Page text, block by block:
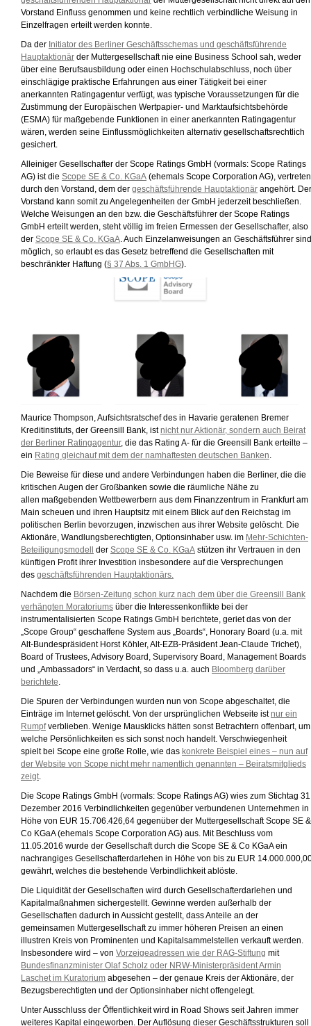
Vorstand Einfluss genommen und keine rechtlich verbindliche Weisung in
Einzelfragen erteilt werden konnte.
Da der Initiator des Berliner Geschäftsschemas und geschäftsführende
Hauptaktionär der Muttergesellschaft nie eine Business School sah, weder
über eine Berufsausbildung oder einen Hochschulabschluss, noch über
einschlägige praktische Erfahrungen aus einer Tätigkeit bei einer
anerkannten Ratingagentur verfügt, was typische Voraussetzungen für die
Zustimmung der Europäischen Wertpapier- und Marktaufsichtsbehörde
(ESMA) für maßgebende Funktionen in einer anerkannten Ratingagentur
wären, werden seine Einflussmöglichkeiten alternativ gesellschaftsrechtlich
gesichert.
Alleiniger Gesellschafter der Scope Ratings GmbH (vormals: Scope Ratings
AG) ist die Scope SE & Co. KGaA (ehemals Scope Corporation AG), vertreten
durch den Vorstand, dem der geschäftsführende Hauptaktionär angehört. Der
Vorstand kann somit zu Angelegenheiten der GmbH jederzeit beschließen.
Welche Weisungen an den bzw. die Geschäftsführer der Scope Ratings
GmbH erteilt werden, steht völlig im freien Ermessen der Gesellschafter, also
der Scope SE & Co. KGaA . Auch Einzelanweisungen an Geschäftsführer sind
möglich, so erlaubt es das Gesetz betreffend die Gesellschaften mit
beschränkter Haftung (§ 37 Abs. 1 GmbHG).
Maurice Thompson, Aufsichtsratschef des in Havarie geratenen Bremer
Kreditinstituts, der Greensill Bank, istnicht nur Aktionär, sondern auch Beirat
der Berliner Ratingagentur, die das Rating A- für die Greensill Bank erteilte –
ein Rating gleichauf mit dem der namhaftesten deutschen Banken
Die Beweise für diese und andere Verbindungen haben die Berliner, die die
kritischen Augen der Großbanken sowie die räumliche Nähe zu
allen maßgebenden Wettbewerbern aus dem Finanzzentrum in Frankfurt am
Main scheuen und ihren Hauptsitz mit einem Blick auf den Reichstag im
politischen Berlin bevorzugen, inzwischen aus ihrer Website gelöscht. Die
Aktionäre, Wandlungsberechtigten, Optionsinhaber usw. im Mehr-Schichten-
Beteiligungsmodell
der Scope SE & Co. KGaA stützen ihr Vertrauen in den
künftigen Profit ihrer Investition insbesondere auf die Versprechungen
des geschäftsführenden Hauptaktionärs.
Nachdem die Börsen-Zeitung schon kurz nach dem über die Greensill Bank
verhängten Moratoriums über die Interessenkonflikte bei der
instrumentalisierten Scope Ratings GmbH berichtete, geriet das von der
„Scope Group“ geschaffene System aus „Boards“, Honorary Board (u.a. mit
Alt-Bundespräsident Horst Köhler, Alt-EZB-Präsident Jean-Claude Trichet),
Board of Trustees, Advisory Board, Supervisory Board, Management Boards
und „Ambassadors“ in Verdacht, so dass u.a. auch Bloomberg darüber
berichtete
Die Spuren der Verbindungen wurden nun von Scope abgeschaltet, die
Einträge im Internet gelöscht. Von der ursprünglichen Webseite istnur ein
Rumpfverblieben. Wenige Mausklicks hätten sonst Betrachtern offenbart, um
welche Persönlichkeiten es sich sonst noch handelt. Verschwiegenheit
spielt bei Scope eine große Rolle, wie das konkrete Beispiel eines – nun auf
der Website von Scope nicht mehr namentlich genannten – Beiratsmitglieds
zeigt
Die Scope Ratings GmbH (vormals: Scope Ratings AG) wies zum Stichtag
Dezember 2016 Verbindlichkeiten gegenüber verbundenen Unternehmen in
Höhe von EUR 15.706.426,64 gegenüber der Muttergesellschaft Scope SE &
Co KGaA (ehemals Scope Corporation AG) aus. Mit Beschluss vom
11.05.2016 wurde der Gesellschaft durch die Scope SE & Co KGaA ein
nachrangiges Gesellschafterdarlehen in Höhe von bis zu EUR
gewährt, welches die bestehende Verbindlichkeit ablöste.
Die Liquidität der Gesellschaften wird durch Gesellschafterdarlehen und
Kapitalmaßnahmen sichergestellt. Gewinne werden außerhalb der
Gesellschaften dadurch in Aussicht gestellt, dass Anteile an der
gemeinsamen Muttergesellschaft zu immer höheren Preisen an einen
illustren Kreis von Prominenten und Kapitalsammelstellen verkauft werden.
Insbesondere wird – von Vorzeigeadressen wie der RAG-Stiftung mit
Bundesfinanzminister Olaf Scholz oder NRW-Ministerpräsident Armin
Laschet im Kuratorium abgesehen – der genaue Kreis der Aktionäre, der
Bezugsberechtigten und der Optionsinhaber nicht offengelegt.
Unter Ausschluss der Öffentlichkeit wird in Road Shows seit Jahren immer
weiteres Kapital eingeworben. Der Auflösung dieser Geschäftsstrukturen soll